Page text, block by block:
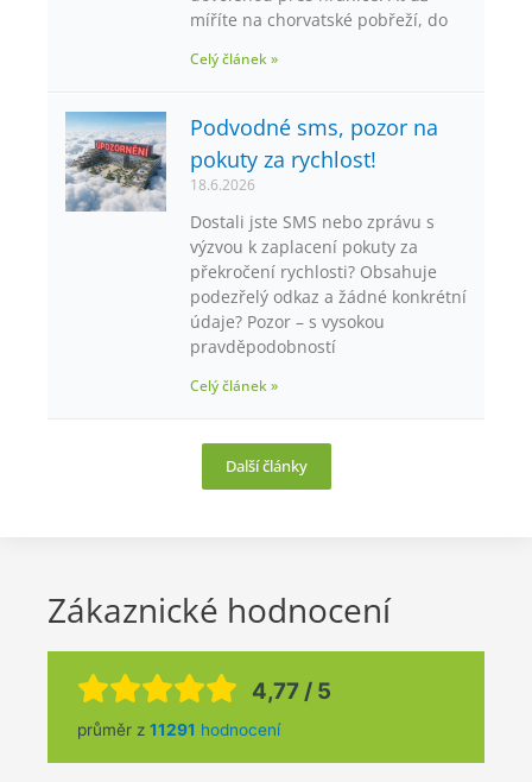
míříte na chorvatské pobřeží, do
Celý článek »
Podvodné sms, pozor na
pokuty za rychlost!
18.6.2026
Dostali jste SMS nebo zprávu s
výzvou k zaplacení pokuty za
překročení rychlosti? Obsahuje
podezřelý odkaz a žádné konkrétní
údaje? Pozor – s vysokou
pravděpodobností
Celý článek »
Další články
Zákaznické hodnocení
4,77 / 5
průměr z 11291 hodnocení